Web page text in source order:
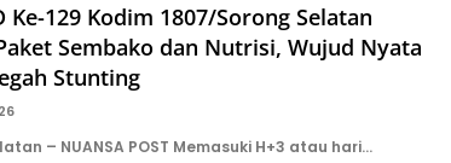
Ke-129 Kodim 1807/Sorong Selatan
Sembako dan Nutrisi, Wujud Nyata
Stunting
– NUANSA POST Memasuki H+3 atau hari…